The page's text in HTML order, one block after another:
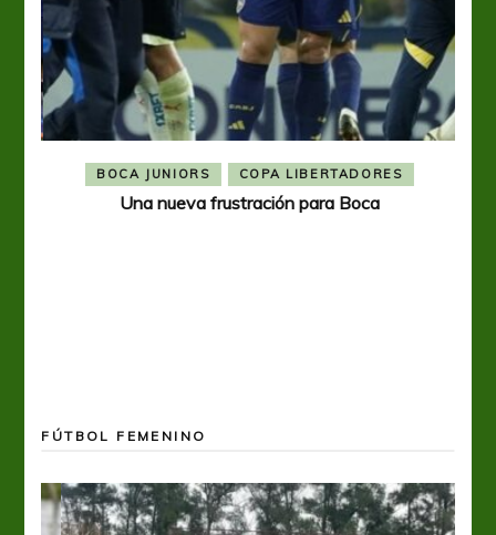
BOCA JUNIORS COPA LIBERTADORES
Una nueva frustración para Boca
FÚTBOL FEMENINO